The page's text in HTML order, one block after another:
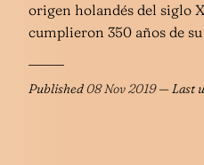
origen holandés del siglo
cumplieron 350 años de
Published08 Nov 2019— Last